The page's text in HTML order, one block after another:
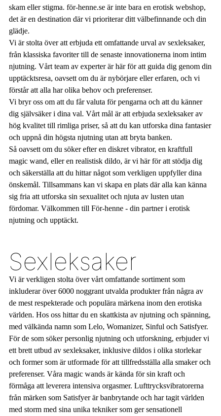
skam eller stigma. för-henne.se är inte bara en erotisk webshop,
det är en destination där vi prioriterar ditt välbefinnande och din
glädje.
Vi är stolta över att erbjuda ett omfattande urval av sexleksaker,
från klassiska favoriter till de senaste innovationerna inom intim
njutning. Vårt team av experter är här för att guida dig genom din
upptäcktsresa, oavsett om du är nybörjare eller erfaren, och vi
förstår att alla har olika behov och preferenser.
Vi bryr oss om att du får valuta för pengarna och att du känner
dig självsäker i dina val. Vårt mål är att erbjuda sexleksaker av
hög kvalitet till rimliga priser, så att du kan utforska dina fantasier
och uppnå din högsta njutning utan att bryta banken.
Så oavsett om du söker efter en diskret vibrator, en kraftfull
magic wand, eller en realistisk dildo, är vi här för att stödja dig
och säkerställa att du hittar något som verkligen uppfyller dina
önskemål. Tillsammans kan vi skapa en plats där alla kan känna
sig fria att utforska sin sexualitet och njuta av lusten utan
fördomar. Välkommen till För-henne - din partner i erotisk
njutning och upptäckt.
Sexleksaker
Vi är verkligen stolta över vårt omfattande sortiment som
inkluderar över 6000 noggrant utvalda produkter från några av
de mest respekterade och populära märkena inom den erotiska
världen. Hos oss hittar du en skattkista av njutning och spänning,
med välkända namn som Lelo, Womanizer, Sinful och Satisfyer.
För de som söker personlig njutning och utforskning, erbjuder vi
ett brett utbud av sexleksaker, inklusive dildos i olika storlekar
och former som är utformade för att tillfredsställa alla smaker och
preferenser. Våra magic wands är kända för sin kraft och
förmåga att leverera intensiva orgasmer. Lufttrycksvibratorerna
från märken som Satisfyer är banbrytande och har tagit världen
med storm med sina unika tekniker som ger sensationell